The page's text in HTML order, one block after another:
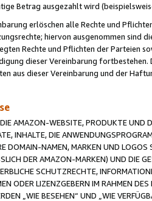
Betrag ausgezahlt wird
erlöschen alle Rechte und
hiervon ausgenommen sind
Rechte und Pflichten der Parteien
dieser Vereinbarung
aus dieser Vereinbarung und der
AMAZON-WEBSITE, PRODUKTE UND
INHALTE, DIE
DOMAIN-NAMEN, MARKEN UND
DER AMAZON-MARKEN) UND DIE
SCHUTZRECHTE,
ODER LIZENZGEBERN IM RAHMEN
„WIE BESEHEN“ UND „WIE